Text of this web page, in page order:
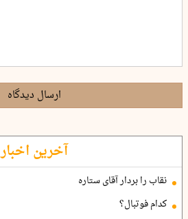
ارسال دیدگاه
آخرین اخبار
نقاب را بردار آقای ستاره
کدام فوتبال؟